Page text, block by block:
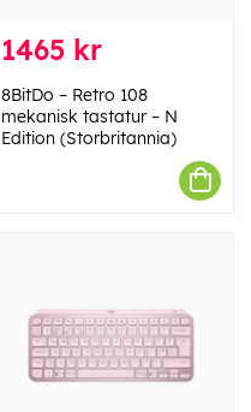
1465 kr
8BitDo – Retro 108
mekanisk tastatur – N
Edition (Storbritannia)